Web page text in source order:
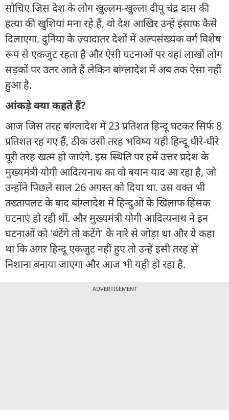
सोचिए जिस देश के लोग खुल्लम-खुल्ला दीपू चंद्र दास की
हत्या की खुशियां मना रहे हैं, वो देश आखिर उन्हें इंसाफ कैसे
दिलाएगा. दुनिया के ज़्यादातर देशों में अल्पसंख्यक वर्ग विशेष
रूप से एकजुट रहता है और ऐसी घटनाओं पर वहां लाखों लोग
सड़कों पर उतर आते हैं लेकिन बांग्लादेश में अब तक ऐसा नहीं
हुआ है.
आंकड़े क्या कहते हैं?
आज जिस तरह बांग्लादेश में 23 प्रतिशत हिन्दू घटकर सिर्फ 8
प्रतिशत रह गए हैं, ठीक उसी तरह भविष्य यही हिन्दू धीरे-धीरे
पूरी तरह खत्म हो जाएंगे. इस स्थिति पर हमें उत्तर प्रदेश के
मुख्यमंत्री योगी आदित्यनाथ का वो बयान याद आ रहा है, जो
उन्होंने पिछले साल 26 अगस्त को दिया था. उस वक्त भी
तख्तापलट के बाद बांग्लादेश में हिन्दुओं के खिलाफ हिंसक
घटनाएं हो रही थीं. और मुख्यमंत्री योगी आदित्यनाथ ने इन
घटनाओं को 'बंटेंगे तो कटेंगे' के नारे से जोड़ा था और ये कहा
था कि अगर हिन्दू एकजुट नहीं हुए तो उन्हें इसी तरह से
निशाना बनाया जाएगा और आज भी यही हो रहा है.
ADVERTISEMENT